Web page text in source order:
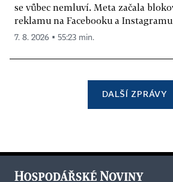
se vůbec nemluví. Meta začala
reklamu na Facebooku a Instagramu
7. 8. 2026 ▪ 55:23 min.
DALŠÍ ZPRÁVY